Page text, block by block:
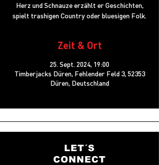
Herz und Schnauze erzählt er Geschichten,
spielt trashigen Country oder bluesigen Folk.
Zeit & Ort
25. Sept. 2024, 19:00
Timberjacks Düren, Fehlender Feld 3, 52353
Düren, Deutschland
LET´S
CONNECT